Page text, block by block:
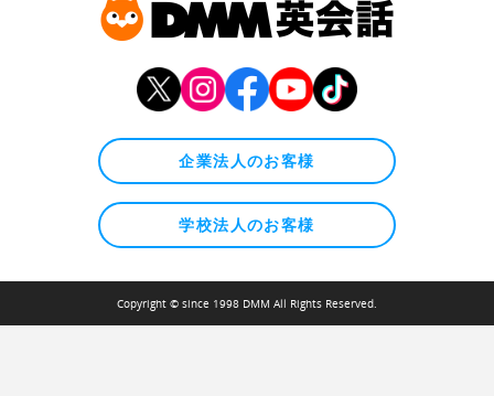
企業法人のお客様
学校法人のお客様
Copyright © since 1998 DMM All Rights Reserved.